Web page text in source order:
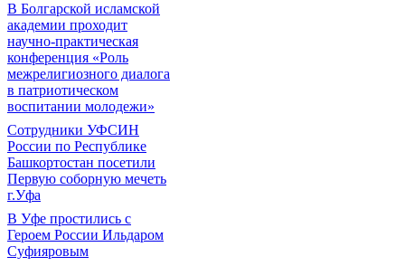
В Болгарской исламской
академии проходит
научно-практическая
конференция «Роль
межрелигиозного диалога
в патриотическом
воспитании молодежи»
Сотрудники УФСИН
России по Республике
Башкортостан посетили
Первую соборную мечеть
г.Уфа
В Уфе простились с
Героем России Ильдаром
Суфияровым